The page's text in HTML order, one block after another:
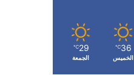
36
℃
الخميس
29
℃
الجمعة